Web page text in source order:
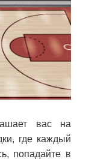
вас на
где каждый
попадайте в